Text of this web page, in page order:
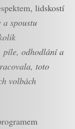
lidskostí
a spoustu
píle, odhodlání a
toto
volbách